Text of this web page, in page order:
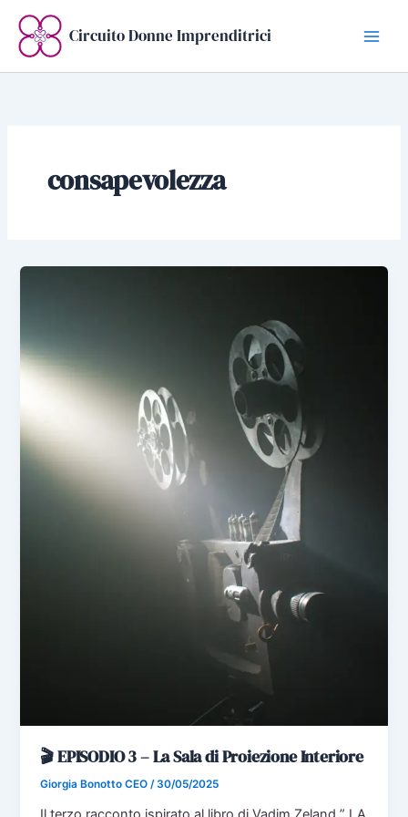
contenuto
Circuito Donne Imprenditrici
consapevolezza
🎬 EPISODIO 3 – La Sala di Proiezione Interiore
Giorgia Bonotto CEO /30/05/2025